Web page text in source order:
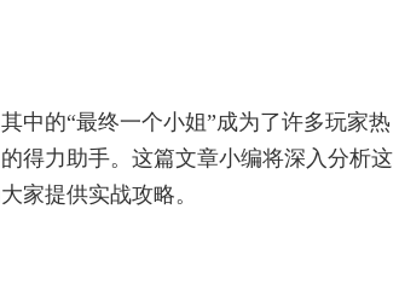
中的“最终一个小姐”成为了许多玩家热
得力助手。这篇文章小编将深入分析这
家提供实战攻略。